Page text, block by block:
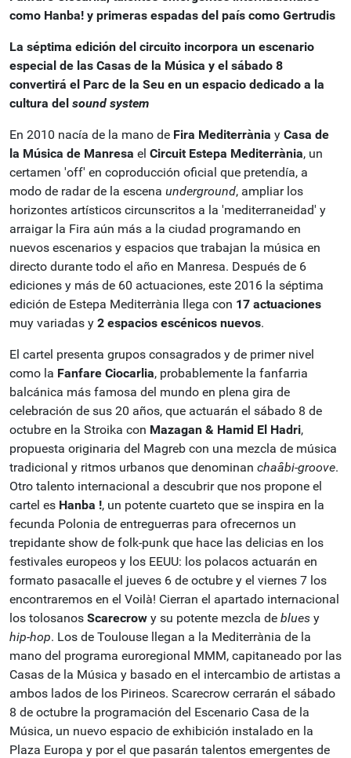
como Hanba! y primeras espadas del país como Gertrudis
La séptima edición del circuito incorpora un escenario
especial de las Casas de la Música y el sábado 8
convertirá el Parc de la Seu en un espacio dedicado a la
cultura del sound system
En 2010 nacía de la mano de Fira Mediterrània y Casa de
la Música de Manresa el Circuit Estepa Mediterrània, un
certamen 'off' en coproducción oficial que pretendía, a
modo de radar de la escena underground, ampliar los
horizontes artísticos circunscritos a la 'mediterraneidad' y
arraigar la Fira aún más a la ciudad programando en
nuevos escenarios y espacios que trabajan la música en
directo durante todo el año en Manresa. Después de 6
ediciones y más de 60 actuaciones, este 2016 la séptima
edición de Estepa Mediterrània llega con 17 actuaciones
muy variadas y 2 espacios escénicos nuevos.
El cartel presenta grupos consagrados y de primer nivel
como la Fanfare Ciocarlia, probablemente la fanfarria
balcánica más famosa del mundo en plena gira de
celebración de sus 20 años, que actuarán el sábado 8 de
octubre en la Stroika con Mazagan & Hamid El Hadri,
propuesta originaria del Magreb con una mezcla de música
tradicional y ritmos urbanos que denominan chaâbi-groove.
Otro talento internacional a descubrir que nos propone el
cartel es Hanba !, un potente cuarteto que se inspira en la
fecunda Polonia de entreguerras para ofrecernos un
trepidante show de folk-punk que hace las delicias en los
festivales europeos y los EEUU: los polacos actuarán en
formato pasacalle el jueves 6 de octubre y el viernes 7 los
encontraremos en el Voilà! Cierran el apartado internacional
los tolosanos Scarecrow y su potente mezcla de blues y
hip-hop. Los de Toulouse llegan a la Mediterrània de la
mano del programa euroregional MMM, capitaneado por las
Casas de la Música y basado en el intercambio de artistas a
ambos lados de los Pirineos. Scarecrow cerrarán el sábado
8 de octubre la programación del Escenario Casa de la
Música, un nuevo espacio de exhibición instalado en la
Plaza Europa y por el que pasarán talentos emergentes de